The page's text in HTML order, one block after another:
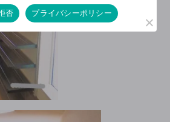
否 プライバシーポリシー